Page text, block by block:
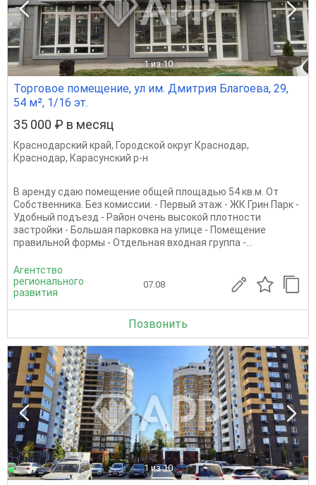
1 из 10
Торговое помещение, ул им. Дмитрия Благоева, 29,
54 м², 1/16 эт.
35 000 ₽ в месяц
Краснодарский край, Городской округ Краснодар,
Краснодар, Карасунский р-н
В аренду сдаю помещение общей площадью 54 кв.м. От
Собственника. Без комиссии. - Первый этаж - ЖК Грин Парк -
Удобный подъезд - Район очень высокой плотности
застройки - Большая парковка на улице - Помещение
правильной формы - Отдельная входная группа -...
Агентство
регионального
развития
07.08
Позвонить
1 из 10